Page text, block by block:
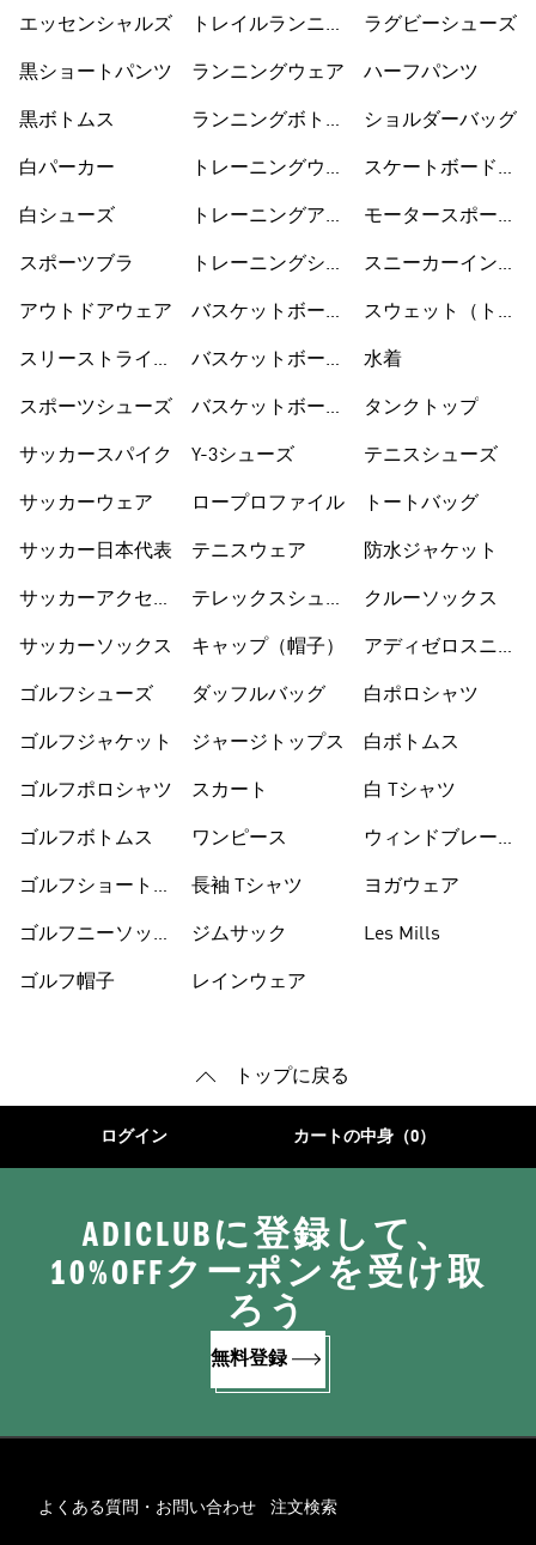
エッセンシャルズ
黒ショートパンツ
黒ボトムス
白パーカー
白シューズ
スポーツブラ
アウトドアウェア
スリーストライプ
スポーツシューズ
サッカースパイク
サッカーウェア
サッカー日本代表
サッカーアクセサ
サッカーソックス
ゴルフシューズ
ゴルフジャケット
ゴルフポロシャツ
ゴルフボトムス
ゴルフショートパ
ゴルフニーソック
ゴルフ帽子
トレイルランニン
ランニングウェア
ランニングボトム
トレーニングウェ
トレーニングアク
トレーニングシュ
バスケットボール
バスケットボール
バスケットボール
Y-3シューズ
ロープロファイル
テニスウェア
テレックスシュー
キャップ（帽子）
ダッフルバッグ
ジャージトップス
スカート
ワンピース
長袖 Tシャツ
ジムサック
レインウェア
ラグビーシューズ
ハーフパンツ
ショルダーバッグ
スケートボードシ
モータースポーツ
スニーカーインソ
スウェット（トレ
水着
タンクトップ
テニスシューズ
トートバッグ
防水ジャケット
クルーソックス
アディゼロスニー
白ポロシャツ
白ボトムス
白 Tシャツ
ウィンドブレーカ
ヨガウェア
Les Mills
トップに戻る
ログイン カートの中身（0）
ADICLUBに登録して、
10%OFFクーポンを受け取
ろう
無料登録
よくある質問・お問い合わせ 注文検索